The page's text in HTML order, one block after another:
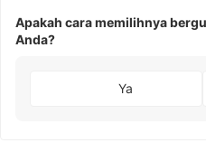
Apakah cara memilihnya
Anda?
Ya